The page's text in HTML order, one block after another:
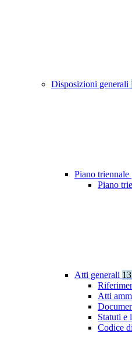
Disposizioni generali
Piano triennale
Piano
Atti generali
Atti
Statuti e
Codice